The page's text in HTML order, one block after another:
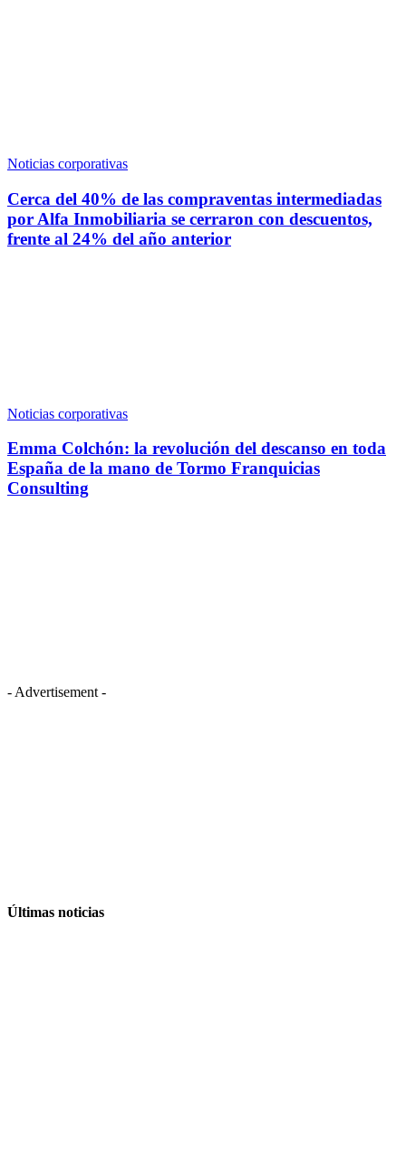
Noticias corporativas
Cerca del 40% de las compraventas intermediadas
por Alfa Inmobiliaria se cerraron con descuentos,
frente al 24% del año anterior
Noticias corporativas
Emma Colchón: la revolución del descanso en toda
España de la mano de Tormo Franquicias
Consulting
- Advertisement -
Últimas noticias